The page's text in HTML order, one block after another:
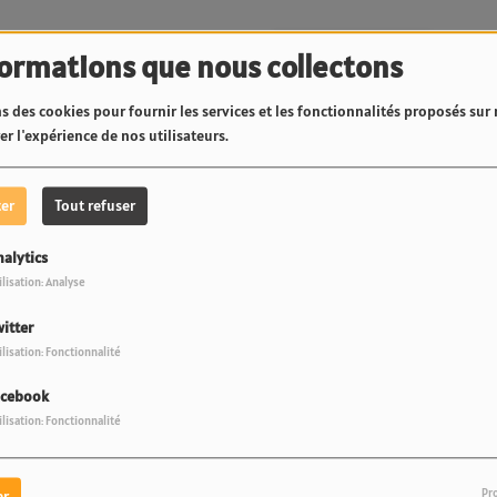
que nous collectons
des cookies pour fournir les services et les fonctionnalités proposés sur
l'expérience de nos utilisateurs.
Tout refuser
Analyse
Fonctionnalité
Fonctionnalité
ACHETER CE TITRE